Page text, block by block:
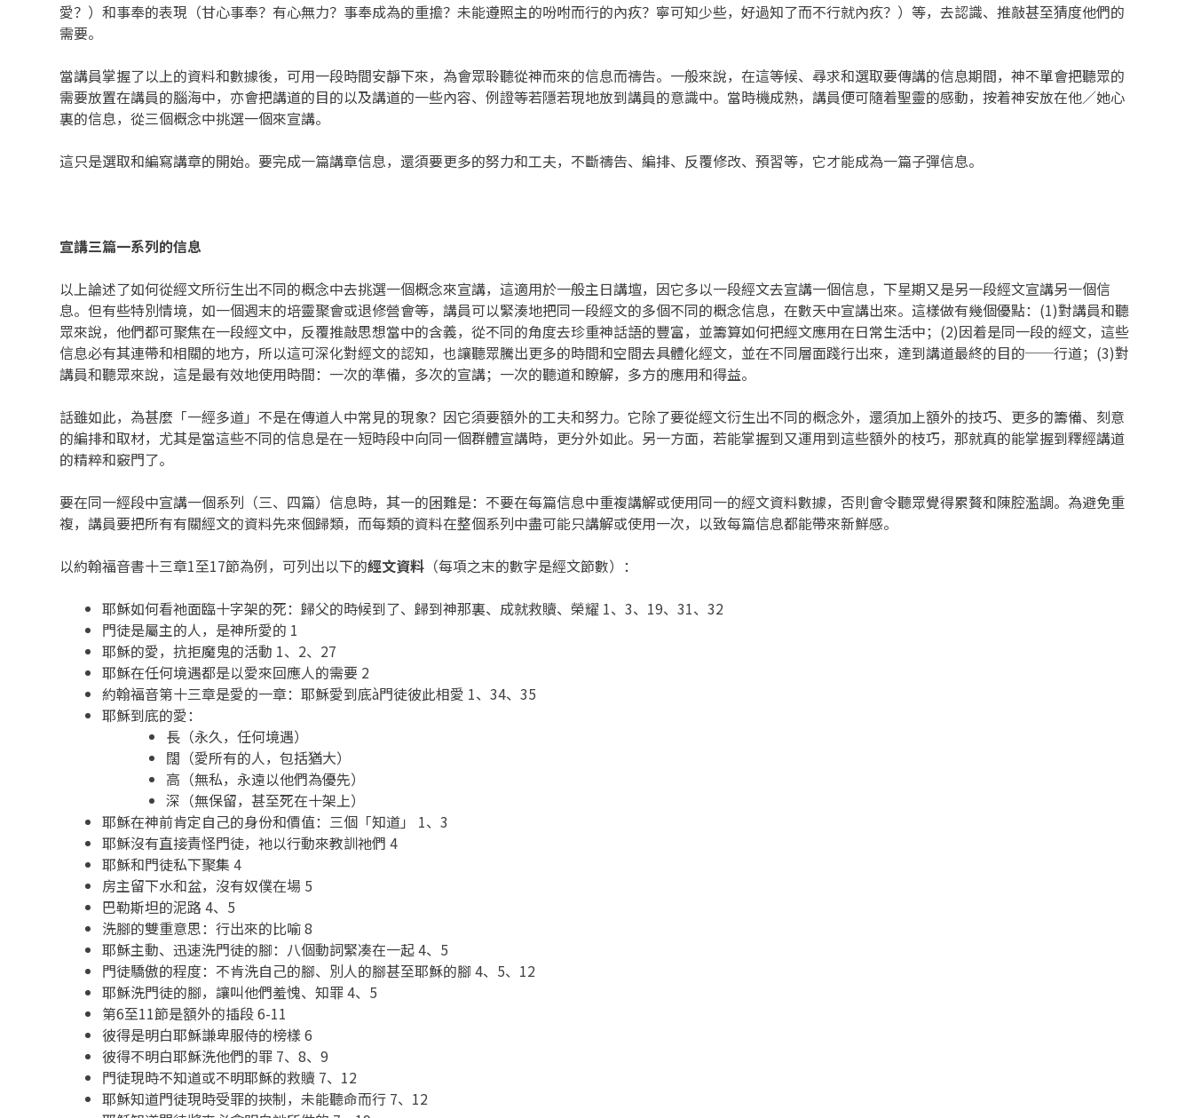
愛？）和事奉的表現（甘心事奉？有心無力？事奉成為的重擔？未能遵照主的吩咐而行的內疚？寧可知少些，好過知了而不行就內疚？）等，去認識、推敲甚至猜度他們的
需要。
當講員掌握了以上的資料和數據後，可用一段時間安靜下來，為會眾聆聽從神而來的信息而禱告。一般來說，在這等候、尋求和選取要傳講的信息期間，神不單會把聽眾的
需要放置在講員的腦海中，亦會把講道的目的以及講道的一些內容、例證等若隱若現地放到講員的意識中。當時機成熟，講員便可隨着聖靈的感動，按着神安放在他／她心
裏的信息，從三個概念中挑選一個來宣講。
這只是選取和編寫講章的開始。要完成一篇講章信息，還須要更多的努力和工夫，不斷禱告、編排、反覆修改、預習等，它才能成為一篇子彈信息。
宣講三篇一系列的信息
以上論述了如何從經文所衍生出不同的概念中去挑選一個概念來宣講，這適用於一般主日講壇，因它多以一段經文去宣講一個信息，下星期又是另一段經文宣講另一個信
息。但有些特別情境，如一個週末的培靈聚會或退修營會等，講員可以緊湊地把同一段經文的多個不同的概念信息，在數天中宣講出來。這樣做有幾個優點：(1)對講員和聽
眾來說，他們都可聚焦在一段經文中，反覆推敲思想當中的含義，從不同的角度去珍重神話語的豐富，並籌算如何把經文應用在日常生活中；(2)因着是同一段的經文，這些
信息必有其連帶和相關的地方，所以這可深化對經文的認知，也讓聽眾騰出更多的時間和空間去具體化經文，並在不同層面踐行出來，達到講道最終的目的──行道；(3)對
講員和聽眾來說，這是最有效地使用時間：一次的準備，多次的宣講；一次的聽道和瞭解，多方的應用和得益。
話雖如此，為甚麼「一經多道」不是在傳道人中常見的現象？因它須要額外的工夫和努力。它除了要從經文衍生出不同的概念外，還須加上額外的技巧、更多的籌備、刻意
的編排和取材，尤其是當這些不同的信息是在一短時段中向同一個群體宣講時，更分外如此。另一方面，若能掌握到又運用到這些額外的枝巧，那就真的能掌握到釋經講道
的精粹和竅門了。
要在同一經段中宣講一個系列（三、四篇）信息時，其一的困難是：不要在每篇信息中重複講解或使用同一的經文資料數據，否則會令聽眾覺得累贅和陳腔濫調。為避免重
複，講員要把所有有關經文的資料先來個歸類，而每類的資料在整個系列中盡可能只講解或使用一次，以致每篇信息都能帶來新鮮感。
以約翰福音書十三章1至17節為例，可列出以下的經文資料 （每項之末的數字是經文節數）：
耶穌如何看祂面臨十字架的死：歸父的時候到了、歸到神那裏、成就救贖、榮耀 1、3、19、31、32
門徒是屬主的人，是神所愛的 1
耶穌的愛，抗拒魔鬼的活動 1、2、27
耶穌在任何境遇都是以愛來回應人的需要 2
約翰福音第十三章是愛的一章：耶穌愛到底à門徒彼此相愛 1、34、35
耶穌到底的愛：
長（永久，任何境遇）
闊（愛所有的人，包括猶大）
高（無私，永遠以他們為優先）
深（無保留，甚至死在十架上）
耶穌在神前肯定自己的身份和價值：三個「知道」 1、3
耶穌沒有直接責怪門徒，祂以行動來教訓祂們 4
耶穌和門徒私下聚集 4
房主留下水和盆，沒有奴僕在場 5
巴勒斯坦的泥路 4、5
洗腳的雙重意思：行出來的比喻 8
耶穌主動、迅速洗門徒的腳：八個動詞緊凑在一起 4、5
門徒驕傲的程度：不肯洗自己的腳、別人的腳甚至耶穌的腳 4、5、12
耶穌洗門徒的腳，讓叫他們羞愧、知罪 4、5
第6至11節是額外的插段 6-11
彼得是明白耶穌謙卑服侍的榜樣 6
彼得不明白耶穌洗他們的罪 7、8、9
門徒現時不知道或不明耶穌的救贖 7、12
耶穌知道門徒現時受罪的挾制，未能聽命而行 7、12